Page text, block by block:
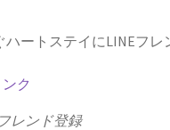
ハートステイにLINEフ
レンド登録